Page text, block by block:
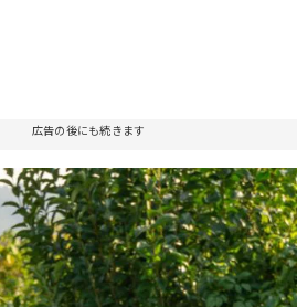
広告の後にも続きます